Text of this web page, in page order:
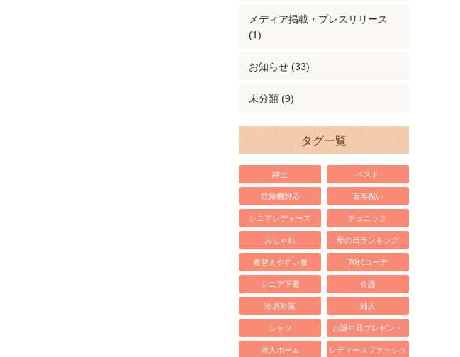
メディア掲載・プレスリリース
(1)
お知らせ (33)
未分類 (9)
タグ一覧
紳士 ベスト
乾燥機対応 百寿祝い
シニアレディース チュニック
おしゃれ 母の日ランキング
着替えやすい服 70代コーデ
シニア下着 介護
冷房対策 婦人
シャツ お誕生日プレゼント
老人ホーム
レディースファッショ